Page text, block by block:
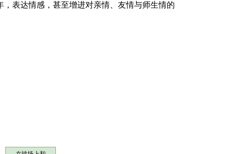
表达情感，甚至增进对亲情、友情与师生情的